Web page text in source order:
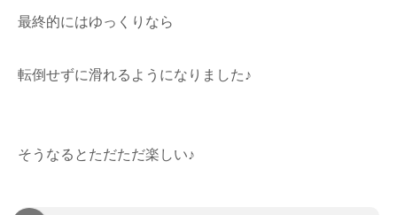
最終的にはゆっくりなら
転倒せずに滑れるようになりました♪
そうなるとただただ楽しい♪